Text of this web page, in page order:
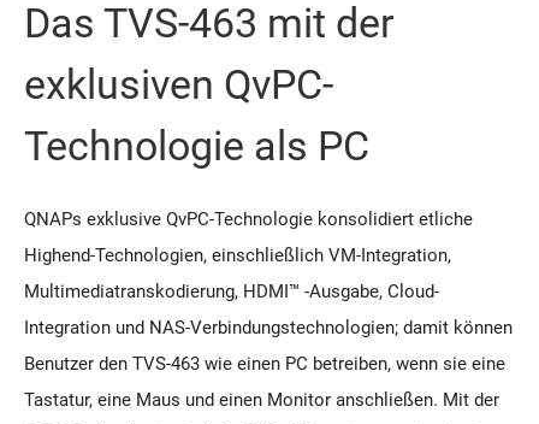
Das TVS-463 mit der
exklusiven QvPC-
Technologie als PC
QNAPs exklusive QvPC-Technologie konsolidiert etliche
Highend-Technologien, einschließlich VM-Integration,
Multimediatranskodierung, HDMI™ -Ausgabe, Cloud-
Integration und NAS-Verbindungstechnologien; damit können
Benutzer den TVS-463 wie einen PC betreiben, wenn sie eine
Tastatur, eine Maus und einen Monitor anschließen. Mit der